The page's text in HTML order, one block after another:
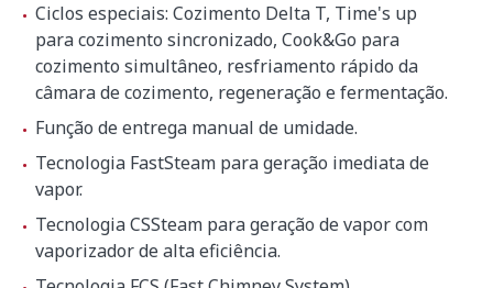
Pressão de água de alimentação
(bar)
1.5 - 5 bar
Diâmetro de descarga 32 mm
Dimensões exteriores
Dimensões exteriores
510 x 905 x 850mm
Peso líquido
79 kg
Dimensões da embalagem
Ciclos especiais: Cozimento Delta T, Time's up
para cozimento sincronizado, Cook&Go para
cozimento simultâneo, resfriamento rápido da
câmara de cozimento, regeneração e fermentação.
Função de entrega manual de umidade.
Tecnologia FastSteam para geração imediata de
vapor.
Tecnologia CSSteam para geração de vapor com
vaporizador de alta eficiência.